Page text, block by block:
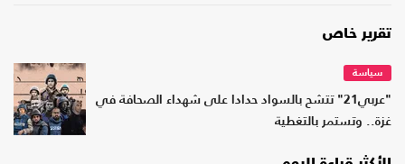
تقرير خاص
سياسة
"عربي21" تتشح بالسواد حدادا على شهداء الصحافة في
غزة.. وتستمر بالتغطية